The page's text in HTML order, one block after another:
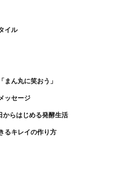
イル
ん丸に笑おう」
ッセージ
からはじめる発酵生活
るキレイの作り方